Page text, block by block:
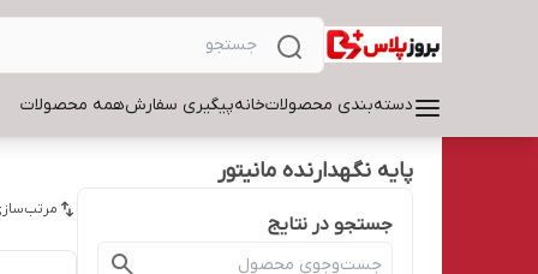
دسته‌بندی محصولاتخانهپیگیری سفارشهمه محصولات
پایه نگهدارنده مانیتور
جستجو در نتایج